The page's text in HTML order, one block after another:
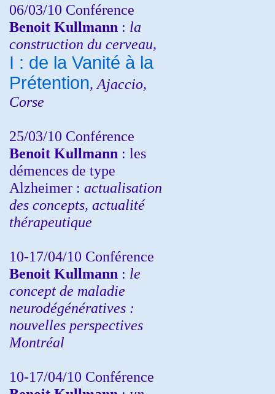
06/03/10 Conférence
Benoit Kullmann : la
construction du cerveau,
I : de la Vanité à la
Prétention, Ajaccio,
Corse
25/03/10 Conférence
Benoit Kullmann : les
démences de type
Alzheimer : actualisation
des concepts, actualité
thérapeutique
10-17/04/10 Conférence
Benoit Kullmann : le
concept de maladie
neurodégénératives :
nouvelles perspectives
Montréal
10-17/04/10 Conférence